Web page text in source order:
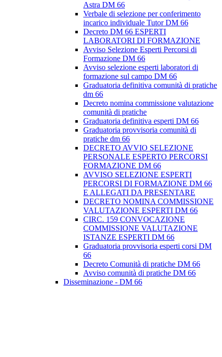
Astra DM 66
Verbale di selezione per conferimento
incarico individuale Tutor DM 66
Decreto DM 66 ESPERTI
LABORATORI DI FORMAZIONE
Avviso Selezione Esperti Percorsi di
Formazione DM 66
Avviso selezione esperti laboratori di
formazione sul campo DM 66
Graduatoria definitiva comunità di pratiche
dm 66
Decreto nomina commissione valutazione
comunità di pratiche
Graduatoria definitiva esperti DM 66
Graduatoria provvisoria comunità di
pratiche dm 66
DECRETO AVVIO SELEZIONE
PERSONALE ESPERTO PERCORSI
FORMAZIONE DM 66
AVVISO SELEZIONE ESPERTI
PERCORSI DI FORMAZIONE DM 66
E ALLEGATI DA PRESENTARE
DECRETO NOMINA COMMISSIONE
VALUTAZIONE ESPERTI DM 66
CIRC. 159 CONVOCAZIONE
COMMISSIONE VALUTAZIONE
ISTANZE ESPERTI DM 66
Graduatoria provvisoria esperti corsi DM
66
Decreto Comunità di pratiche DM 66
Avviso comunità di pratiche DM 66
Disseminazione - DM 66